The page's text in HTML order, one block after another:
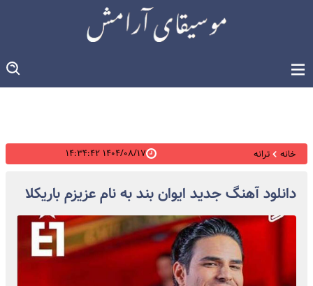
خانه ترانه ۱۴۰۴/۰۸/۱۷ ۱۴:۳۴:۴۲
دانلود آهنگ جدید ایوان بند به نام عزیزم باریکلا